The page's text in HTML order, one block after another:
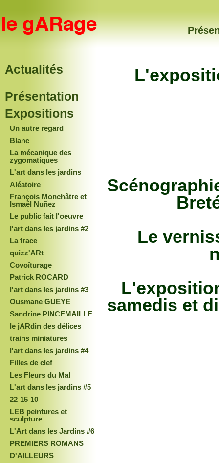
Actualités
Présentation
Expositions
Un autre regard
Blanc
La mécanique des
zygomatiques
L'art dans les jardins
Aléatoire
François Monchâtre et
Ismaël Nuñez
Le public fait l'oeuvre
l'art dans les jardins #2
La trace
quizz'ARt
Covoîturage
Patrick ROCARD
l'art dans les jardins #3
Ousmane GUEYE
Sandrine PINCEMAILLE
le jARdin des délices
trains miniatures
l'art dans les jardins #4
Filles de clef
Les Fleurs du Mal
L'art dans les jardins #5
22-15-10
LEB peintures et
sculpture
L'Art dans les Jardins #6
PREMIERS ROMANS
D'AILLEURS
Le
samedis et